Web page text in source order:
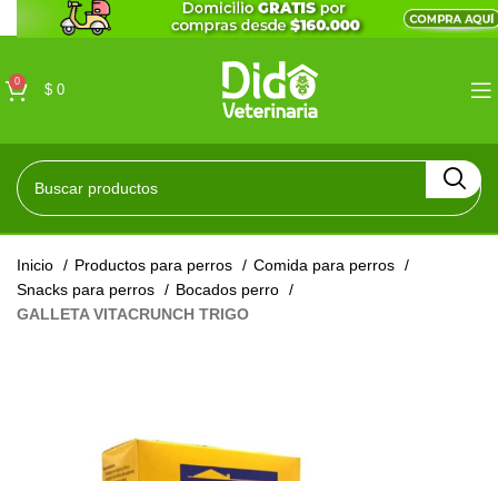
0
$ 0
Inicio Productos para perros
Comida para perros
Snacks para perros
Bocados perro
GALLETA VITACRUNCH TRIGO